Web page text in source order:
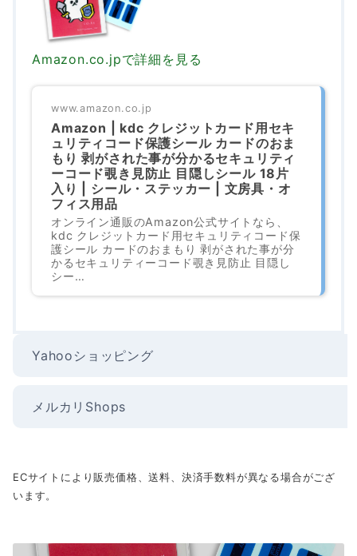
Amazon.co.jpで詳細を見る
www.amazon.co.jp
Amazon | kdc クレジットカード用セキ
ュリティコード保護シール カードのおま
もり 剥がされた事が分かるセキュリティ
ーコード覗き見防止 目隠しシール 18片
入り | シール・ステッカー | 文房具・オ
フィス用品
オンライン通販のAmazon公式サイトなら、
kdc クレジットカード用セキュリティコード保
護シール カードのおまもり 剥がされた事が分
かるセキュリティーコード覗き見防止 目隠し
シー…
Yahooショッピング
メルカリShops
ECサイトにより販売価格、送料、決済手数料が異なる場合がござ
います。